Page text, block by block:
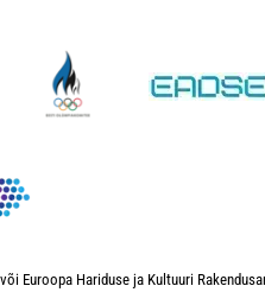
Euroopa Hariduse ja Kultuuri